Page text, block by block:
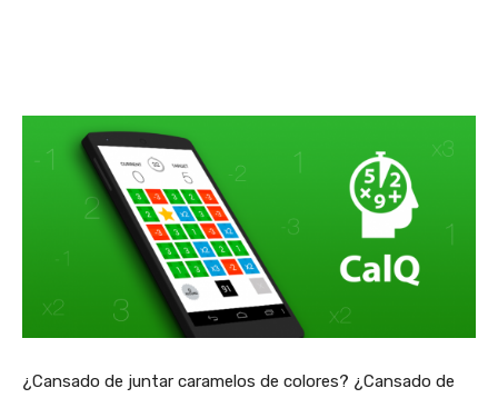
¿Cansado de juntar caramelos de colores? ¿Cansado de